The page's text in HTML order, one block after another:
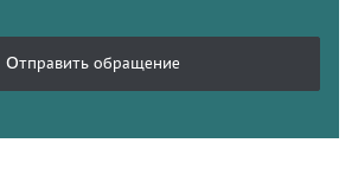
Отправить обращение